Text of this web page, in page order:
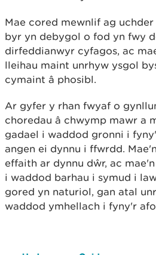
Mae cored mewnlif ag
byr yn debygol o fod yn fwy
dirfeddianwyr cyfagos, ac
lleihau maint unrhyw ysgol
cymaint â phosibl.
Ar gyfer y rhan fwyaf o
choredau â chwymp mawr a
gadael i waddod gronni i
angen ei dynnu i ffwrdd.
effaith ar dynnu dŵr, ac
i waddod barhau i symud i
gored yn naturiol, gan atal
waddod ymhellach i fyny'r